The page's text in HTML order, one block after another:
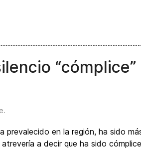
“cómplice”
.
prevalecido en la región, ha sido
a decir que ha sido